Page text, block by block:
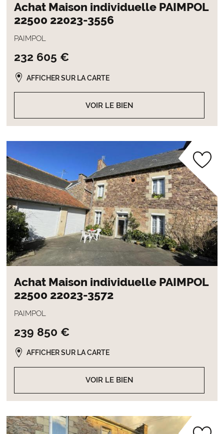
Achat Maison individuelle PAIMPOL
22500 22023-3556
PAIMPOL
232 605 €
VOIR LE BIEN
AFFICHER SUR LA CARTE
Achat Maison individuelle PAIMPOL
22500 22023-3572
PAIMPOL
239 850 €
VOIR LE BIEN
AFFICHER SUR LA CARTE